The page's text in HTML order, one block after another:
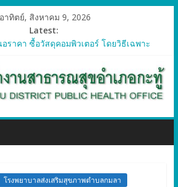
าทิตย์, สิงหาคม 9, 2026
Latest:
ราคา ซื้อวัสดุคอมพิวเตอร์ โดยวิธีเฉพาะ
อราคา จัดซื้อวัสดุทางการแพทย์สำหรับ
โรคติดต่อและภัยสุขภาพในแรงงานต่างด้าว
อรา ซื้อวัสดุงานบ้านงานครัว โดยวิธีเฉพาะ
โรงพยาบาลส่งเสริมสุขภาพตำบลกมลา